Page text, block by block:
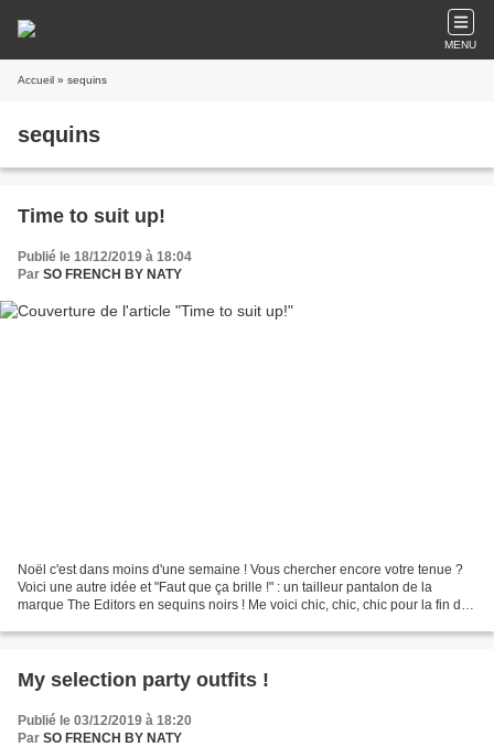
MENU
Accueil » sequins
sequins
Time to suit up!
Publié le 18/12/2019 à 18:04
Par SO FRENCH BY NATY
Noël c'est dans moins d'une semaine ! Vous chercher encore votre tenue ?
Voici une autre idée et "Faut que ça brille !" : un tailleur pantalon de la
marque The Editors en sequins noirs ! Me voici chic, chic, chic pour la fin de
My selection party outfits !
Publié le 03/12/2019 à 18:20
Par SO FRENCH BY NATY